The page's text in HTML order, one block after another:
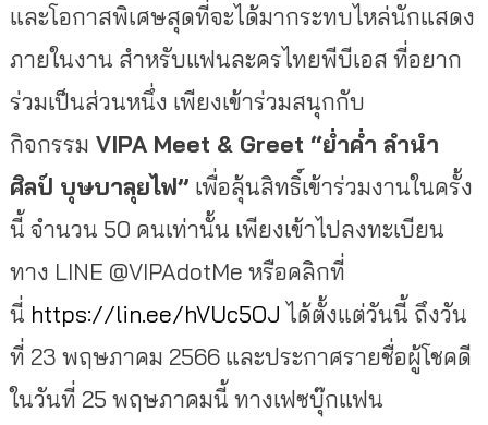
และโอกาสพิเศษสุดที่จะได้มากระทบไหล่นักแสดง
ภายในงาน สำหรับแฟนละครไทยพีบีเอส ที่อยาก
ร่วมเป็นส่วนหนึ่ง เพียงเข้าร่วมสนุกกับ
กิจกรรม VIPA Meet & Greet “ย่ำค่ำ ลำนำ
ศิลป์ บุษบาลุยไฟ” เพื่อลุ้นสิทธิ์เข้าร่วมงานในครั้ง
นี้ จำนวน 50 คนเท่านั้น เพียงเข้าไปลงทะเบียน
ทาง LINE @VIPAdotMe หรือคลิกที่
นี่ https://lin.ee/hVUc5OJ ได้ตั้งแต่วันนี้ ถึงวัน
ที่ 23 พฤษภาคม 2566 และประกาศรายชื่อผู้โชคดี
ในวันที่ 25 พฤษภาคมนี้ ทางเฟซบุ๊กแฟน